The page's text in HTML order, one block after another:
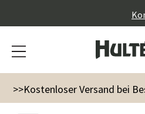
>>Kostenloser Versand bei
Möbel Landon Anrichte